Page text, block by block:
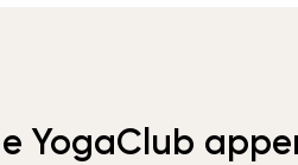
YogaClub